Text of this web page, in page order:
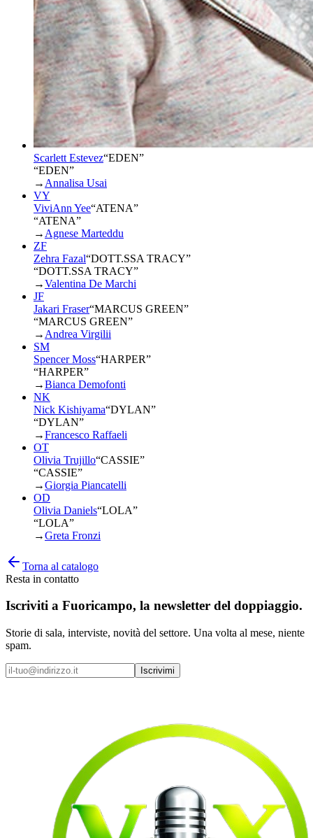
Scarlett Estevez“EDEN”
“EDEN”
→ Annalisa Usai
VY
ViviAnn Yee“ATENA”
“ATENA”
→ Agnese Marteddu
ZF
Zehra Fazal“DOTT.SSA TRACY”
“DOTT.SSA TRACY”
→Valentina De Marchi
JF
Jakari Fraser“MARCUS GREEN”
“MARCUS GREEN”
→ Andrea Virgilii
SM
Spencer Moss“HARPER”
“HARPER”
→Bianca Demofonti
NK
Nick Kishiyama“DYLAN”
“DYLAN”
→Francesco Raffaeli
OT
Olivia Trujillo“CASSIE”
“CASSIE”
→Giorgia Piancatelli
OD
Olivia Daniels“LOLA”
“LOLA”
→Greta Fronzi
Torna al catalogo
Resta in contatto
Iscriviti a Fuoricampo, la newsletter del doppiaggio.
Storie di sala, interviste, novità del settore. Una volta al mese, niente
spam.
Iscrivimi